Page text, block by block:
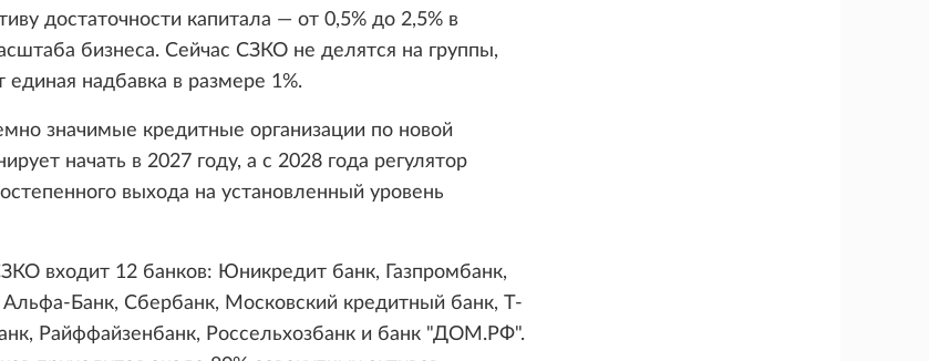
достаточности капитала — от 0,5% до 2,5% в
бизнеса. Сейчас СЗКО не делятся на группы,
единая надбавка в размере 1%.
значимые кредитные организации по новой
начать в 2027 году, а с 2028 года регулятор
выхода на установленный уровень
входит 12 банков: Юникредит банк, Газпромбанк,
Банк, Сбербанк, Московский кредитный банк, Т-
Райффайзенбанк, Россельхозбанк и банк "ДОМ.РФ".